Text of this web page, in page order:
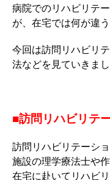
病院でのリハビリテ
が、在宅では何が違う
今回は訪問リハビリ
法などを見ていきまし
■訪問リハビリテ
訪問リハビリテーシ
施設の理学療法士や
在宅に赴いてリハビ